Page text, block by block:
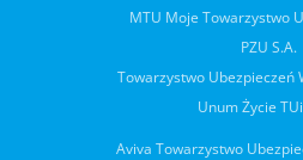
MTU Moje Towarzystwo
PZU S.A.
Towarzystwo Ubezpieczeń
Unum Życie
Aviva Towarzystwo